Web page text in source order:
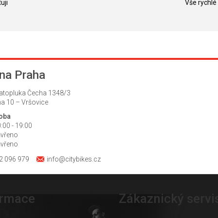
Vše rychlé
Praha
Čecha 1348/3
10 – Vršovice
- 19:00
096 979
info@citybikes.cz
Zákaznický